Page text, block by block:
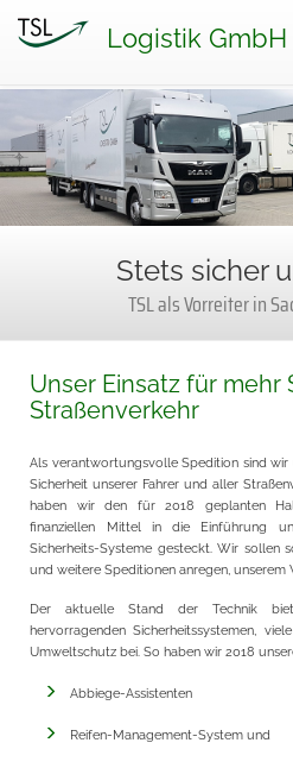
Logistik GmbH
Stets sicher
TSL als Vorreiter in
Unser Einsatz für mehr
Straßenverkehr
Als verantwortungsvolle Spedition sind
Sicherheit unserer Fahrer und aller
haben wir den für 2018 geplanten
finanziellen Mittel in die Einführung
Sicherheits-Systeme gesteckt. Wir sollen
und weitere Speditionen anregen, unserem
Der aktuelle Stand der Technik
hervorragenden Sicherheitssystemen,
Umweltschutz bei. So haben wir 2018
Abbiege-Assistenten
Reifen-Management-System und